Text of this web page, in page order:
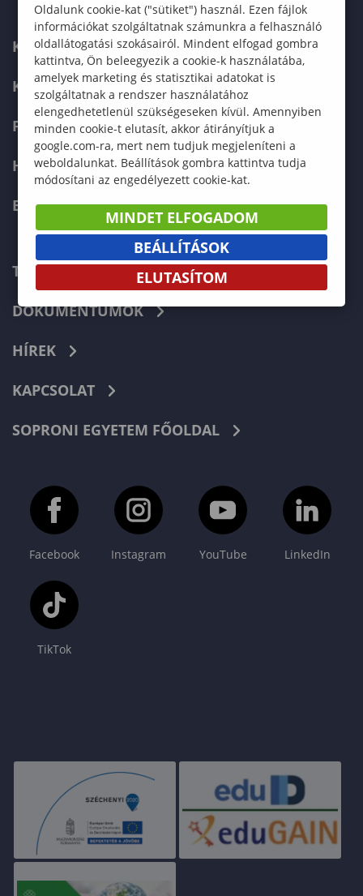
KARUNK
KÉPZÉSEK
FELVÉTELIZŐKNEK
HALLGATÓKNAK
ERASMUS+
TELEFONKÖNYV
DOKUMENTUMOK
HÍREK
KAPCSOLAT
SOPRONI EGYETEM FŐOLDAL
Facebook Instagram YouTube LinkedIn
TikTok
Oldalunk cookie-kat ("sütiket") használ. Ezen fájlok
információkat szolgáltatnak számunkra a felhasználó
oldallátogatási szokásairól. Mindent elfogad gombra
kattintva, Ön beleegyezik a cookie-k használatába,
amelyek marketing és statisztikai adatokat is
szolgáltatnak a rendszer használatához
elengedhetetlenül szükségeseken kívül. Amennyiben
minden cookie-t elutasít, akkor átirányítjuk a
google.com-ra, mert nem tudjuk megjeleníteni a
weboldalunkat. Beállítások gombra kattintva tudja
módosítani az engedélyezett cookie-kat.
MINDET ELFOGADOM
BEÁLLÍTÁSOK
ELUTASÍTOM